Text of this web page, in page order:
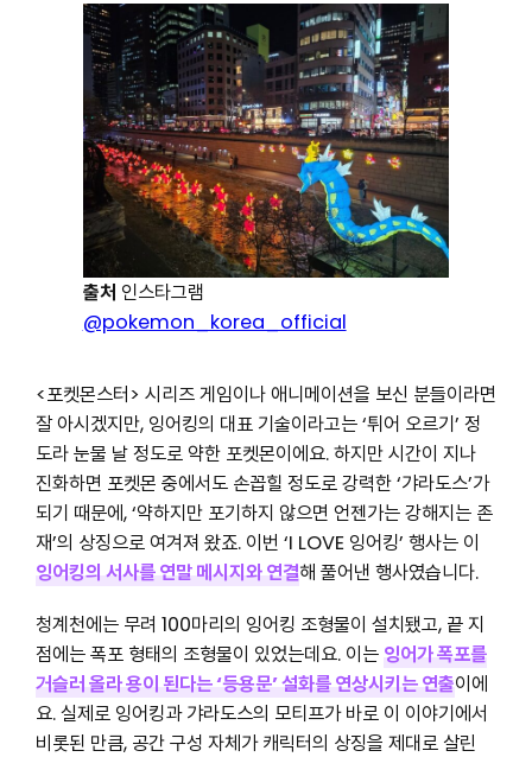
출처 인스타그램
@pokemon_korea_official
<포켓몬스터> 시리즈 게임이나 애니메이션을 보신 분들이라면
잘 아시겠지만, 잉어킹의 대표 기술이라고는 ‘튀어 오르기’ 정
도라 눈물 날 정도로 약한 포켓몬이에요. 하지만 시간이 지나
진화하면 포켓몬 중에서도 손꼽힐 정도로 강력한 ‘갸라도스’가
되기 때문에, ‘약하지만 포기하지 않으면 언젠가는 강해지는 존
재’의 상징으로 여겨져 왔죠. 이번 ‘I LOVE 잉어킹’ 행사는 이
잉어킹의 서사를 연말 메시지와 연결해 풀어낸 행사였습니다.
청계천에는 무려 100마리의 잉어킹 조형물이 설치됐고, 끝 지
점에는 폭포 형태의 조형물이 있었는데요. 이는잉어가 폭포를
거슬러 올라 용이 된다는 ‘등용문’ 설화를 연상시키는 연출이에
요. 실제로 잉어킹과 갸라도스의 모티프가 바로 이 이야기에서
비롯된 만큼, 공간 구성 자체가 캐릭터의 상징을 제대로 살린